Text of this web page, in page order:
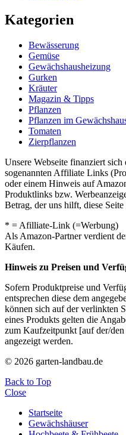
Kategorien
Bewässerung
Gemüse
Gewächshausheizung
Gurken
Kräuter
Magazin & Tipps
Pflanzen
Pflanzen im
Tomaten
Zierpflanzen
Unsere Webseite finanziert
sogenannten Affiliate Links
oder einem Hinweis auf
Produktlinks bzw.
Betrag, der uns hilft, diese
* = Afilliate-Link (=Werbung)
Als Amazon-Partner verdient
Käufen.
Hinweis zu Preisen und
Sofern Produktpreise und
entsprechen diese dem
können sich auf der verlinkten
eines Produkts gelten die
zum Kaufzeitpunkt [auf der/
angezeigt werden.
© 2026 garten-landbau.de
Back to Top
Close
Startseite
Gewächshäuser